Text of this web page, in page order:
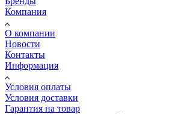
Компания
О компании
Новости
Контакты
Информация
Условия оплаты
Условия доставки
Гарантия на товар